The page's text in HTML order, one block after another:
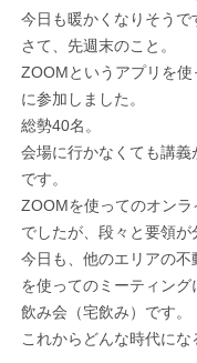
今日も暖かくなりそうで
さて、先週末のこと。
ZOOMというアプリを
に参加しました。
総勢40名。
会場に行かなくても講義
です。
ZOOMを使ってのオン
でしたが、段々と要領が
今日も、他のエリアの
を使ってのミーティン
飲み会（宅飲み）です。
これからどんな時代にな